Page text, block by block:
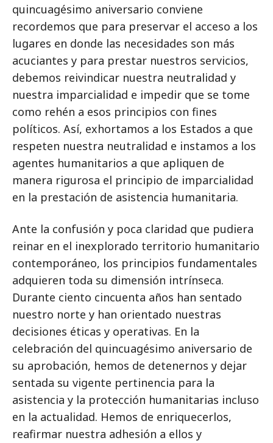
quincuagésimo aniversario conviene
recordemos que para preservar el acceso a los
lugares en donde las necesidades son más
acuciantes y para prestar nuestros servicios,
debemos reivindicar nuestra neutralidad y
nuestra imparcialidad e impedir que se tome
como rehén a esos principios con fines
políticos. Así, exhortamos a los Estados a que
respeten nuestra neutralidad e instamos a los
agentes humanitarios a que apliquen de
manera rigurosa el principio de imparcialidad
en la prestación de asistencia humanitaria.
Ante la confusión y poca claridad que pudiera
reinar en el inexplorado territorio humanitario
contemporáneo, los principios fundamentales
adquieren toda su dimensión intrínseca.
Durante ciento cincuenta años han sentado
nuestro norte y han orientado nuestras
decisiones éticas y operativas. En la
celebración del quincuagésimo aniversario de
su aprobación, hemos de detenernos y dejar
sentada su vigente pertinencia para la
asistencia y la protección humanitarias incluso
en la actualidad. Hemos de enriquecerlos,
reafirmar nuestra adhesión a ellos y